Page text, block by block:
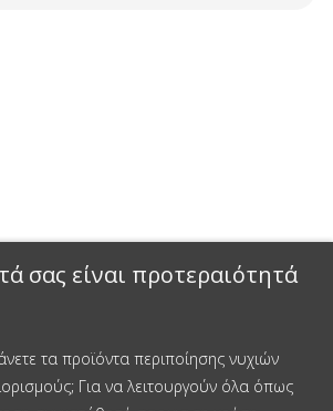
σας είναι προτεραιότητά
τα προϊόντα περιποίησης νυχιών
Για να λειτουργούν όλα όπως
15%
μας και κερδίστε έκπτωση 15% στην